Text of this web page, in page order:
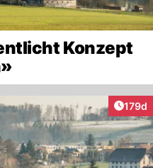
Konzept
179d